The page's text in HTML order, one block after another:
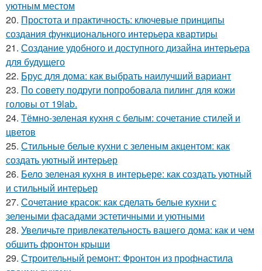
уютным местом
20. Простота и практичность: ключевые принципы
создания функционального интерьера квартиры
21. Создание удобного и доступного дизайна интерьера
для будущего
22. Брус для дома: как выбрать наилучший вариант
23. По совету подруги попробовала пилинг для кожи
головы от 19lab.
24. Тёмно-зеленая кухня с белым: сочетание стилей и
цветов
25. Стильные белые кухни с зеленым акцентом: как
создать уютный интерьер
26. Бело зеленая кухня в интерьере: как создать уютный
и стильный интерьер
27. Сочетание красок: как сделать белые кухни с
зелеными фасадами эстетичными и уютными
28. Увеличьте привлекательность вашего дома: как и чем
обшить фронтон крыши
29. Строительный ремонт: Фронтон из профнастила